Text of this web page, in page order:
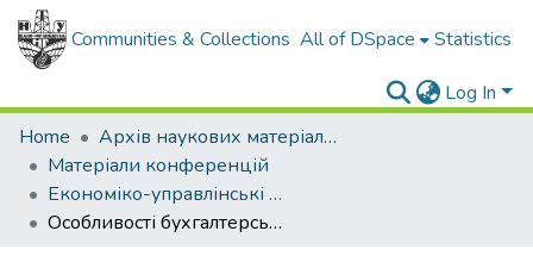
Communities & Collections All of DSpace Statistics
Log In
Home
Архів наукових матеріалів
Матеріали конференцій
Економіко-управлінські аспекти трансформації та інноваційного розвитку галузевих і регіональних суспільних систем в сучасних умовах 2019
Особливості бухгалтерського обліку операцій зі страхування в страхових організацій